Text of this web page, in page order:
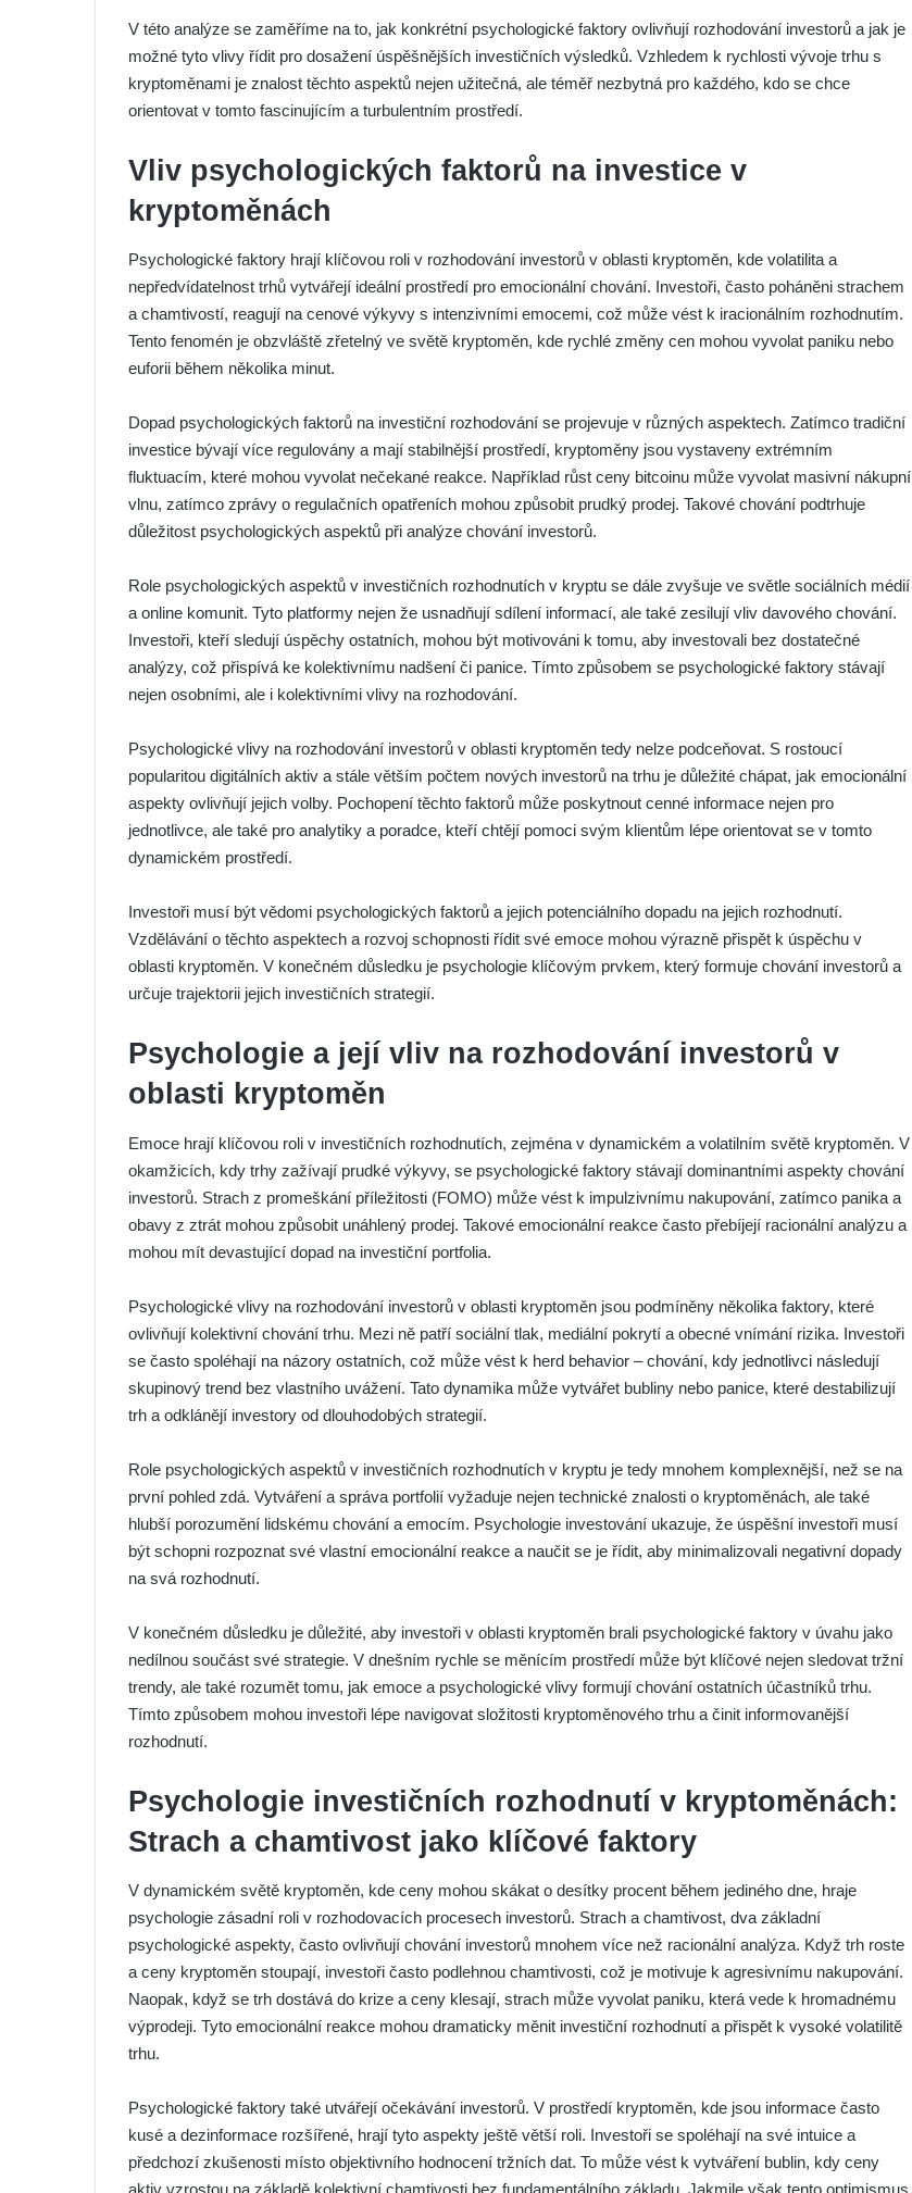
V této analýze se zaměříme na to, jak konkrétní psychologické faktory ovlivňují rozhodování investorů a jak je
možné tyto vlivy řídit pro dosažení úspěšnějších investičních výsledků. Vzhledem k rychlosti vývoje trhu s
kryptoměnami je znalost těchto aspektů nejen užitečná, ale téměř nezbytná pro každého, kdo se chce
orientovat v tomto fascinujícím a turbulentním prostředí.
Vliv psychologických faktorů na investice v
kryptoměnách
Psychologické faktory hrají klíčovou roli v rozhodování investorů v oblasti kryptoměn, kde volatilita a
nepředvídatelnost trhů vytvářejí ideální prostředí pro emocionální chování. Investoři, často poháněni strachem
a chamtivostí, reagují na cenové výkyvy s intenzivními emocemi, což může vést k iracionálním rozhodnutím.
Tento fenomén je obzvláště zřetelný ve světě kryptoměn, kde rychlé změny cen mohou vyvolat paniku nebo
euforii během několika minut.
Dopad psychologických faktorů na investiční rozhodování se projevuje v různých aspektech. Zatímco tradiční
investice bývají více regulovány a mají stabilnější prostředí, kryptoměny jsou vystaveny extrémním
fluktuacím, které mohou vyvolat nečekané reakce. Například růst ceny bitcoinu může vyvolat masivní nákupní
vlnu, zatímco zprávy o regulačních opatřeních mohou způsobit prudký prodej. Takové chování podtrhuje
důležitost psychologických aspektů při analýze chování investorů.
Role psychologických aspektů v investičních rozhodnutích v kryptu se dále zvyšuje ve světle sociálních médií
a online komunit. Tyto platformy nejen že usnadňují sdílení informací, ale také zesilují vliv davového chování.
Investoři, kteří sledují úspěchy ostatních, mohou být motivováni k tomu, aby investovali bez dostatečné
analýzy, což přispívá ke kolektivnímu nadšení či panice. Tímto způsobem se psychologické faktory stávají
nejen osobními, ale i kolektivními vlivy na rozhodování.
Psychologické vlivy na rozhodování investorů v oblasti kryptoměn tedy nelze podceňovat. S rostoucí
popularitou digitálních aktiv a stále větším počtem nových investorů na trhu je důležité chápat, jak emocionální
aspekty ovlivňují jejich volby. Pochopení těchto faktorů může poskytnout cenné informace nejen pro
jednotlivce, ale také pro analytiky a poradce, kteří chtějí pomoci svým klientům lépe orientovat se v tomto
dynamickém prostředí.
Investoři musí být vědomi psychologických faktorů a jejich potenciálního dopadu na jejich rozhodnutí.
Vzdělávání o těchto aspektech a rozvoj schopnosti řídit své emoce mohou výrazně přispět k úspěchu v
oblasti kryptoměn. V konečném důsledku je psychologie klíčovým prvkem, který formuje chování investorů a
určuje trajektorii jejich investičních strategií.
Psychologie a její vliv na rozhodování investorů v
oblasti kryptoměn
Emoce hrají klíčovou roli v investičních rozhodnutích, zejména v dynamickém a volatilním světě kryptoměn. V
okamžicích, kdy trhy zažívají prudké výkyvy, se psychologické faktory stávají dominantními aspekty chování
investorů. Strach z promeškání příležitosti (FOMO) může vést k impulzivnímu nakupování, zatímco panika a
obavy z ztrát mohou způsobit unáhlený prodej. Takové emocionální reakce často přebíjejí racionální analýzu a
mohou mít devastující dopad na investiční portfolia.
Psychologické vlivy na rozhodování investorů v oblasti kryptoměn jsou podmíněny několika faktory, které
ovlivňují kolektivní chování trhu. Mezi ně patří sociální tlak, mediální pokrytí a obecné vnímání rizika. Investoři
se často spoléhají na názory ostatních, což může vést k herd behavior – chování, kdy jednotlivci následují
skupinový trend bez vlastního uvážení. Tato dynamika může vytvářet bubliny nebo panice, které destabilizují
trh a odklánějí investory od dlouhodobých strategií.
Role psychologických aspektů v investičních rozhodnutích v kryptu je tedy mnohem komplexnější, než se na
první pohled zdá. Vytváření a správa portfolií vyžaduje nejen technické znalosti o kryptoměnách, ale také
hlubší porozumění lidskému chování a emocím. Psychologie investování ukazuje, že úspěšní investoři musí
být schopni rozpoznat své vlastní emocionální reakce a naučit se je řídit, aby minimalizovali negativní dopady
na svá rozhodnutí.
V konečném důsledku je důležité, aby investoři v oblasti kryptoměn brali psychologické faktory v úvahu jako
nedílnou součást své strategie. V dnešním rychle se měnícím prostředí může být klíčové nejen sledovat tržní
trendy, ale také rozumět tomu, jak emoce a psychologické vlivy formují chování ostatních účastníků trhu.
Tímto způsobem mohou investoři lépe navigovat složitosti kryptoměnového trhu a činit informovanější
rozhodnutí.
Psychologie investičních rozhodnutí v kryptoměnách:
Strach a chamtivost jako klíčové faktory
V dynamickém světě kryptoměn, kde ceny mohou skákat o desítky procent během jediného dne, hraje
psychologie zásadní roli v rozhodovacích procesech investorů. Strach a chamtivost, dva základní
psychologické aspekty, často ovlivňují chování investorů mnohem více než racionální analýza. Když trh roste
a ceny kryptoměn stoupají, investoři často podlehnou chamtivosti, což je motivuje k agresivnímu nakupování.
Naopak, když se trh dostává do krize a ceny klesají, strach může vyvolat paniku, která vede k hromadnému
výprodeji. Tyto emocionální reakce mohou dramaticky měnit investiční rozhodnutí a přispět k vysoké volatilitě
trhu.
Psychologické faktory také utvářejí očekávání investorů. V prostředí kryptoměn, kde jsou informace často
kusé a dezinformace rozšířené, hrají tyto aspekty ještě větší roli. Investoři se spoléhají na své intuice a
předchozí zkušenosti místo objektivního hodnocení tržních dat. To může vést k vytváření bublin, kdy ceny